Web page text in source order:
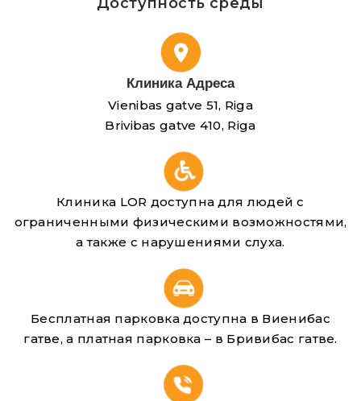
Клиника Адреса
Vienibas gatve 51, Riga
Brivibas gatve 410, Riga
Клиника LOR доступна для людей с
ограниченными физическими возможностями,
а также с нарушениями слуха.
Бесплатная парковка доступна в Виенибас
гатве, а платная парковка – в Бривибас гатве.